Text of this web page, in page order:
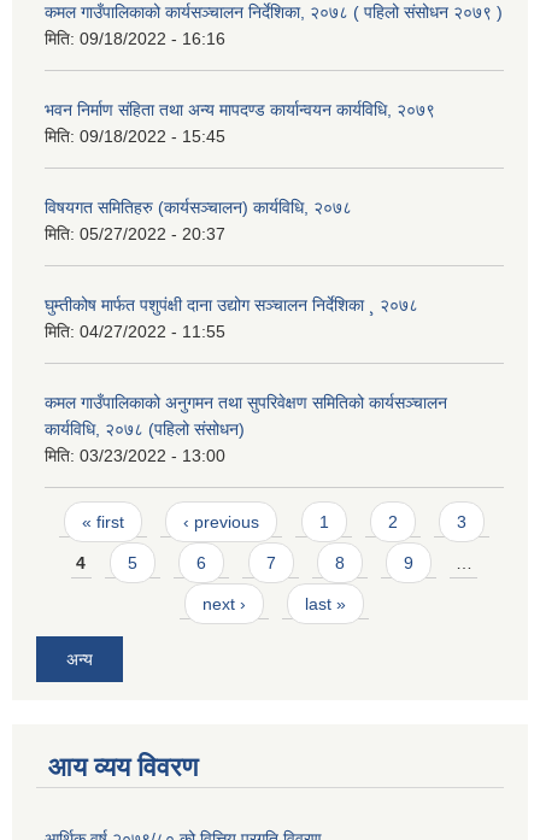
कमल गाउँपालिकाको कार्यसञ्‍चालन निर्देशिका, २०७८ ( पहिलो संसोधन २०७९ )
मिति: 09/18/2022 - 16:16
भवन निर्माण संहिता तथा अन्य मापदण्ड कार्यान्वयन कार्यविधि, २०७९
मिति: 09/18/2022 - 15:45
विषयगत समितिहरु (कार्यसञ्चालन) कार्यविधि, २०७८
मिति: 05/27/2022 - 20:37
घुम्तीकोष मार्फत पशुपंक्षी दाना उद्योग सञ्चालन निर्देशिका ¸ २०७८
मिति: 04/27/2022 - 11:55
कमल गाउँपालिकाको अनुगमन तथा सुपरिवेक्षण समितिको कार्यसञ्चालन
कार्यविधि, २०७८ (पहिलो संसोधन)
मिति: 03/23/2022 - 13:00
Pages
« first ‹ previous 1 2 3
4 5 6 7 8 9
next › last »
अन्य
आय व्यय विवरण